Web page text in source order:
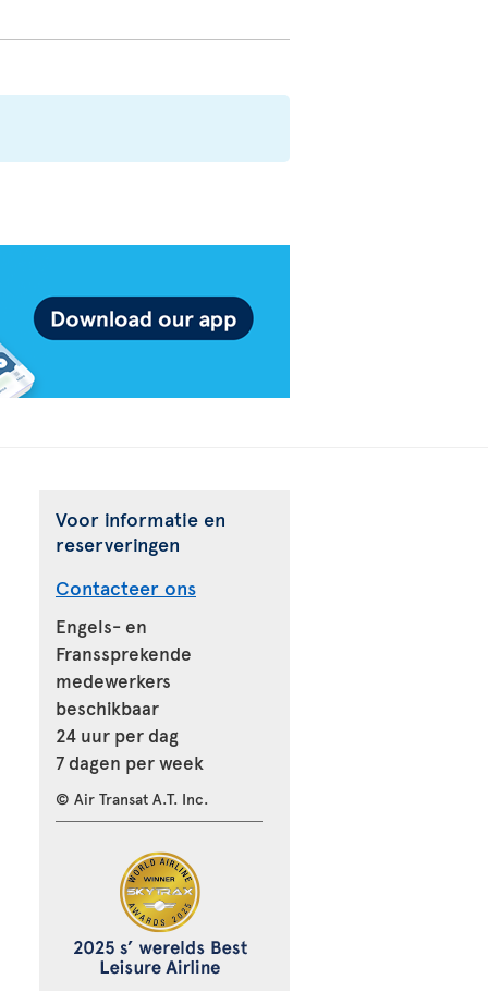
Voor informatie en
reserveringen
Contacteer ons
Engels- en
Franssprekende
medewerkers
beschikbaar
24 uur per dag
7 dagen per week
© Air Transat A.T. Inc.